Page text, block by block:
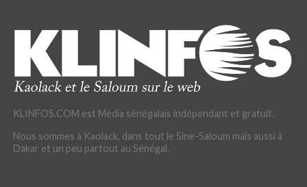
KLINFOS.COM est Média sénégalais indépendant et gratuit.
Nous sommes à Kaolack, dans tout le Sine-Saloum mais aussi à
Dakar et un peu partout au Sénégal.